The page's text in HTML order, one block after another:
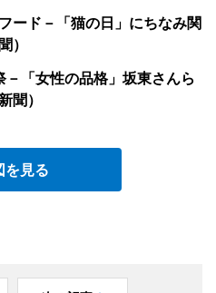
ード－「猫の日」にちなみ関
）
「女性の品格」坂東さんら
聞）
を見る